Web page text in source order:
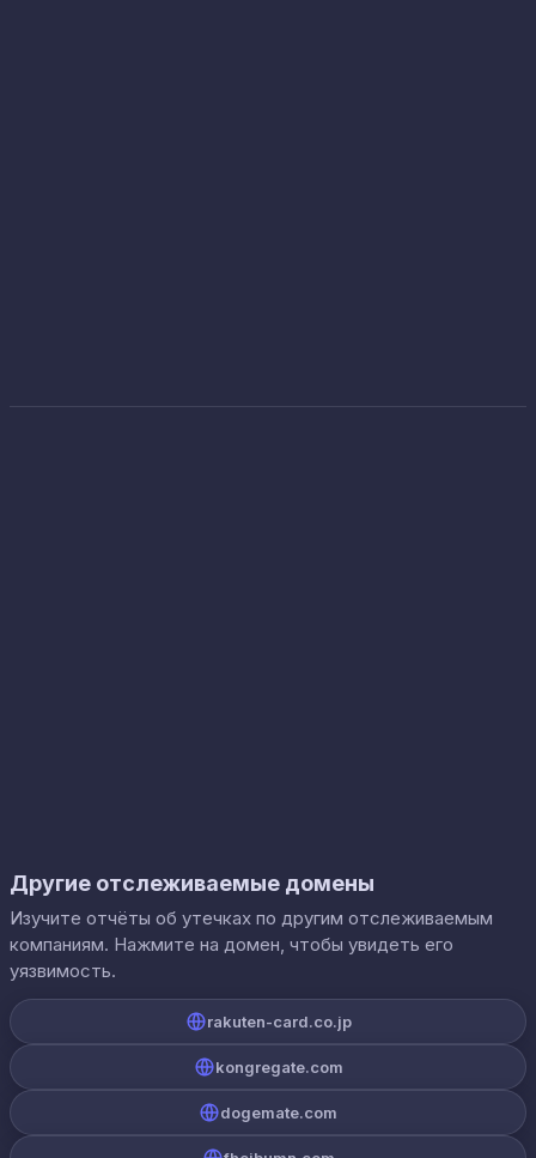
Другие отслеживаемые домены
Изучите отчёты об утечках по другим отслеживаемым
компаниям. Нажмите на домен, чтобы увидеть его
уязвимость.
rakuten-card.co.jp
kongregate.com
dogemate.com